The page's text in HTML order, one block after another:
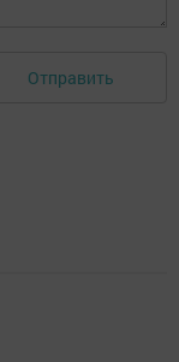
Отправить